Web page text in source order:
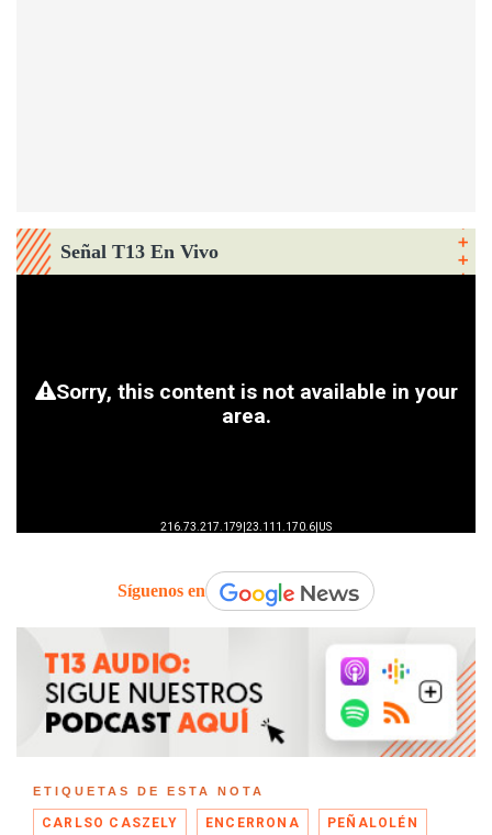
Señal T13 En Vivo
Síguenos en
ETIQUETAS DE ESTA NOTA
CARLSO CASZELY ENCERRONA PEÑALOLÉN